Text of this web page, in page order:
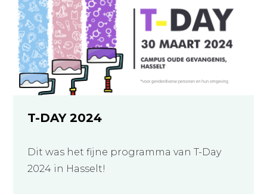
T-DAY 2024
Dit was het fijne programma van T-Day
2024 in Hasselt!